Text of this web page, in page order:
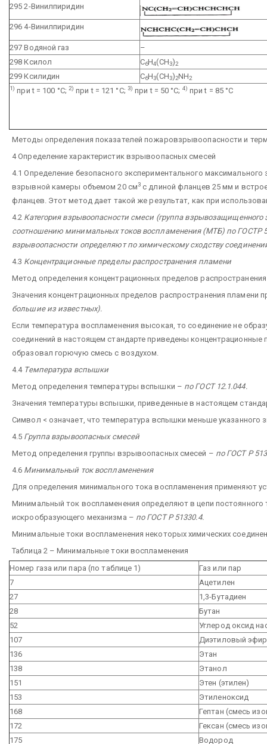
295 2-Винилпиридин
296 4-Винилпиридин
297 Водяной газ
–
298 Ксилол
С6Н4(СН3)2
299 Ксилидин C6H3(CH3)2NH2
1) при t = 100 °С; 2) при t = 121 °С; 3) при t = 50 °С; 4) при t = 85 °С
Методы определения показателей пожаровзрывоопасности и
4 Определение характеристик взрывоопасных смесей
4.1 Определение безопасного экспериментального
взрывной камеры объемом 20 см3 с длиной фланцев 25 мм и
фланцев. Этот метод дает такой же результат, как при
4.2 Категория взрывоопасности смеси (группа
соотношению минимальных токов воспламенения (МТБ) по ГОСТР
взрывоопасности определяют по химическому сходству
4.3 Концентрационные пределы распространения пламени
Метод определения концентрационных пределов
Значения концентрационных пределов распространения пламени
большие из известных).
Если температура воспламенения высокая, то соединение не
соединений в настоящем стандарте приведены
образовал горючую смесь с воздухом.
4.4 Температура вспышки
Метод определения температуры вспышки – по ГОСТ 12.1.044.
Значения температуры вспышки, приведенные в настоящем
Символ < означает, что температура вспышки меньше указанного
4.5 Группа взрывоопасных смесей
Метод определения группы взрывоопасных смесей – по ГОСТ Р
4.6 Минимальный ток воспламенения
Для определения минимального тока воспламенения применяют
Минимальный ток воспламенения определяют в цепи
искрообразующего механизма – по ГОСТ Р 51330.4.
Минимальные токи воспламенения некоторых химических
Таблица 2 – Минимальные токи воспламенения
Номер газа или пара (по таблице 1)
Газ или пар
7
Ацетилен
27
1,3-Бутадиен
28
Бутан
52
Углерод оксид
107
Диэтиловый эфир
136
Этан
138
Этанол
151
Этен (этилен)
153
Этиленоксид
168
Гептан (смесь
172
Гексан (смесь
175
Водород